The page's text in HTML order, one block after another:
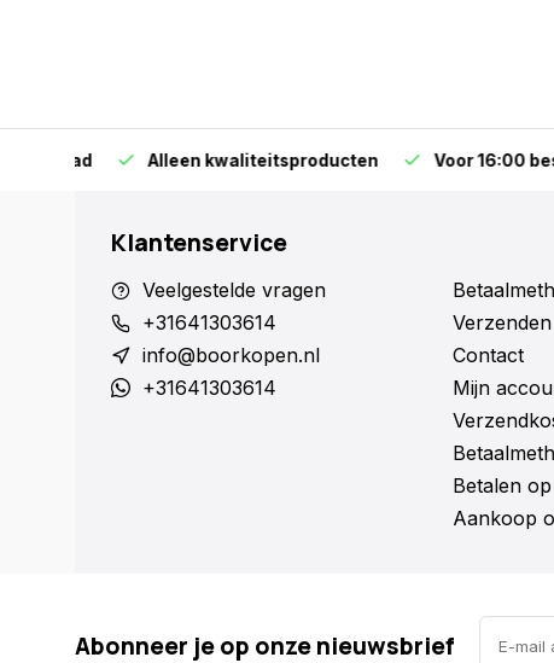
Alleen kwaliteitsproducten Voor 16:00
Klantenservice
Veelgestelde vragen
+31641303614
info@boorkopen.nl
+31641303614
Verzenden
Contact
Mijn
Betalen
Aankoop
Abonneer je op onze nieuwsbrief